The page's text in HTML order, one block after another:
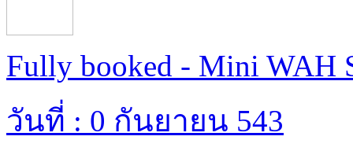
Fully booked - Mini WAH
วันที่ : 0 กันยายน 543